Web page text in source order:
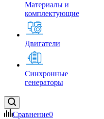
Материалы и
комплектующие
Двигатели
Синхронные
генераторы
Сравнение0